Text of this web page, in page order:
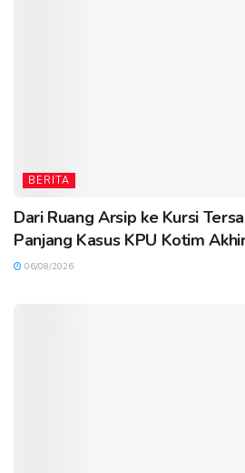
BERITA
Dari Ruang Arsip ke Kursi
Panjang Kasus KPU Kotim
06/08/2026